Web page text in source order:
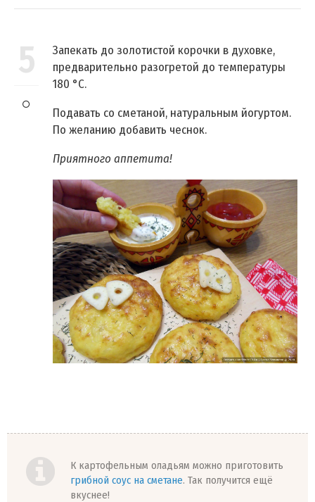
5
Запекать до золотистой корочки в духовке,
предварительно разогретой до температуры
180 °C.
Подавать со сметаной, натуральным йогуртом.
По желанию добавить чеснок.
Приятного аппетита!
К картофельным оладьям можно приготовить
грибной соус на сметане. Так получится ещё
вкуснее!